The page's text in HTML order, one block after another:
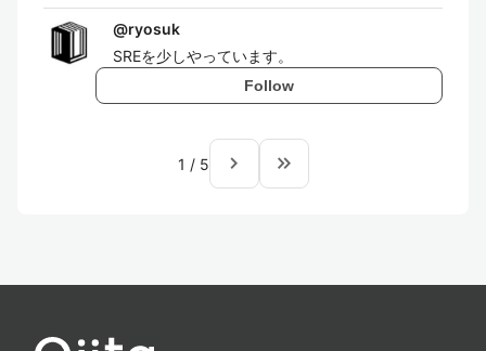
@ryosuk
SREを少しやっています。
Follow
1 / 5 navigate_next keyboard_double_arrow_right